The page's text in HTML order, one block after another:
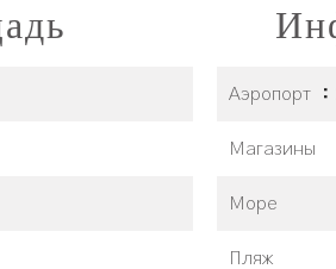
Аэропорт
Магазины
Море
Пляж